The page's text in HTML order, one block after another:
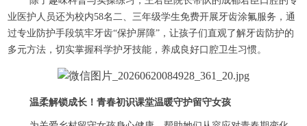
业医护人员还为校内58名二、三年级学生免费开展牙齿涂氟服务，通
过专业防护手段筑牢牙齿“保护屏障”，让孩子们直观了解牙齿防护的
多元方法，切实掌握科学护牙技能，养成良好口腔卫生习惯。
温柔解锁成长！青春初识课堂温暖守护留守女孩